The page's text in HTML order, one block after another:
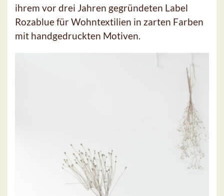
ihrem vor drei Jahren gegründeten Label
Rozablue für Wohntextilien in zarten Farben
mit handgedruckten Motiven.